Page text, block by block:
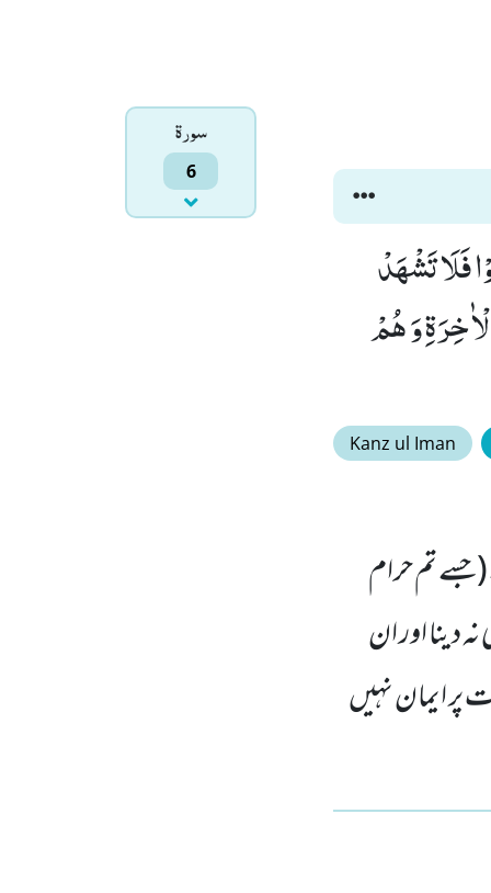
سورۃ
6
تَشْهَدْ
وَ هُمْ
Kanz ul Iman
(جسے تم حرام
دینا اور ان
پر ایمان نہیں